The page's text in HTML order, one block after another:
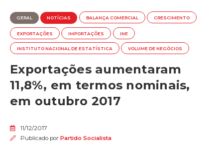
GERAL NOTÍCIAS BALANÇA COMERCIAL CRESCIMENTO
EXPORTAÇÕES IMPORTAÇÕES INE
INSTITUTO NACIONAL DE ESTATÍSTICA VOLUME DE NEGÓCIOS
Exportações aumentaram
11,8%, em termos nominais,
em outubro 2017
11/12/2017
Publicado por Partido Socialista